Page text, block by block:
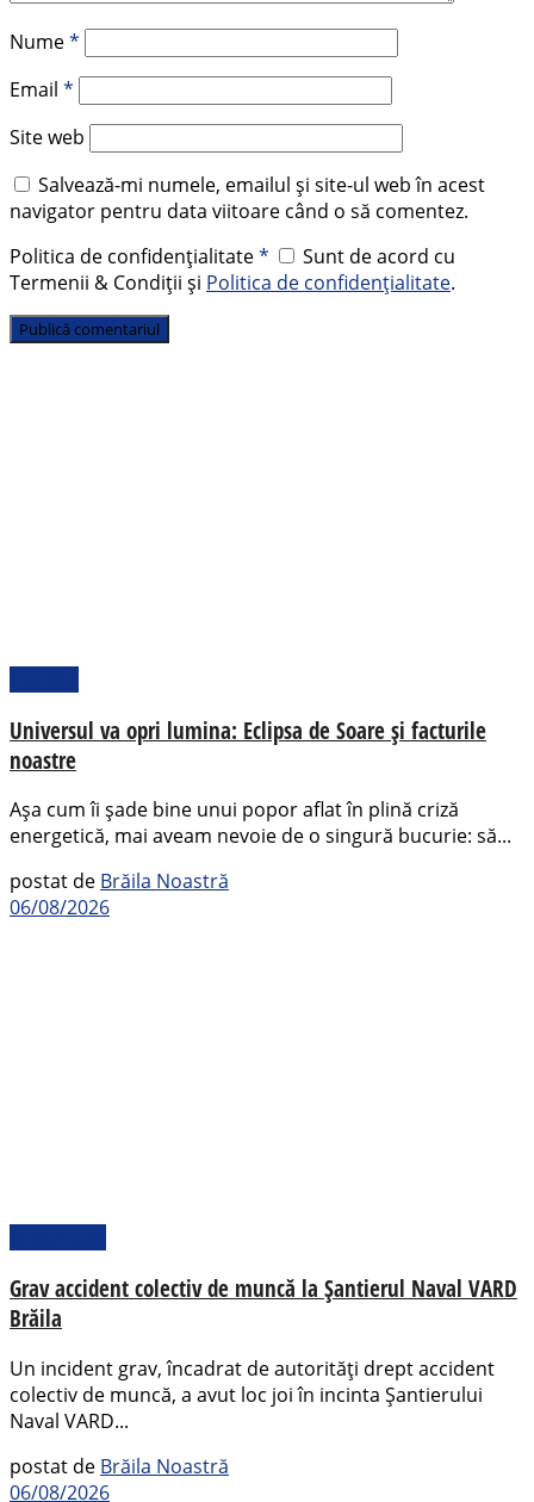
Nume*
Email *
Site web
Salvează-mi numele, emailul și site-ul web în acest
navigator pentru data viitoare când o să comentez.
Politica de confidențialitate*
Sunt de acord cu
Termenii & Condiții și Politica de confidențialitate.
Universul va opri lumina: Eclipsa de Soare și facturile
noastre
Așa cum îi șade bine unui popor aflat în plină criză
energetică, mai aveam nevoie de o singură bucurie: să...
postat de Brăila Noastră
06/08/2026
Grav accident colectiv de muncă la Șantierul Naval VARD
Brăila
Un incident grav, încadrat de autorități drept accident
colectiv de muncă, a avut loc joi în incinta Șantierului
Naval VARD...
postat de Brăila Noastră
06/08/2026